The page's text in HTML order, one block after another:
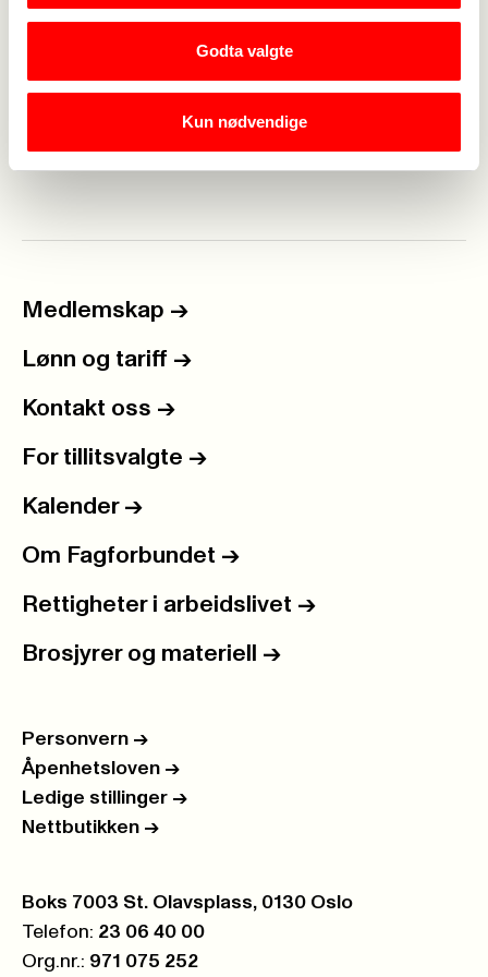
Godta valgte
Kun nødvendige
Vedlegg
Økonomiske argument for egenregi i
fylkeskommune_.pdf
Medlemskap ->
Lønn og tariff ->
Kontakt oss ->
For tillitsvalgte ->
Kalender ->
Om Fagforbundet ->
Rettigheter i arbeidslivet ->
Brosjyrer og materiell ->
Personvern ->
Åpenhetsloven ->
Ledige stillinger ->
Nettbutikken ->
Postboks:
Boks 7003 St. Olavsplass, 0130 Oslo
Telefon: 23 06 40 00
Org.nr.: 971 075 252